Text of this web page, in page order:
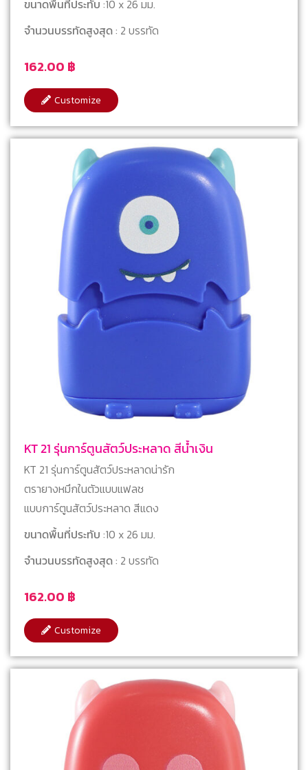
162.00 ฿
ขนาดพื้นที่ประทับ :10 x 26 มม.
จำนวนบรรทัดสูงสุด: 2 บรรทัด
Customize
KT 21 รุ่นการ์ตูนสัตว์ประหลาด สีน้ำเงิน
162.00 ฿
KT 21 รุ่นการ์ตูนสัตว์ประหลาดน่ารัก
ตรายางหมึกในตัวแบบแฟลช
แบบการ์ตูนสัตว์ประหลาด สีแดง
ขนาดพื้นที่ประทับ :10 x 26 มม.
จำนวนบรรทัดสูงสุด: 2 บรรทัด
Customize